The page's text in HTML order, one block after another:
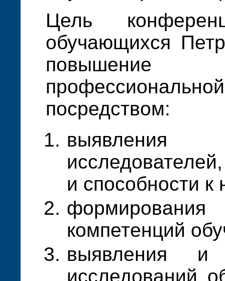
Цель
обучающихся
посредством:
и способности к
компетенций
выявления и
исследований